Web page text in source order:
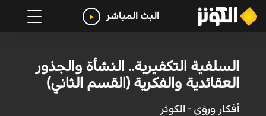
البث المباشر
السلفية التكفيرية.. النشأة والجذور
العقائدية والفكرية (القسم الثاني)
أفكار ورؤى - الكوثر